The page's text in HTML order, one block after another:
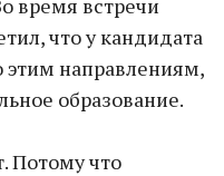
время встречи
что у кандидата
направлениям,
образование.
Потому что